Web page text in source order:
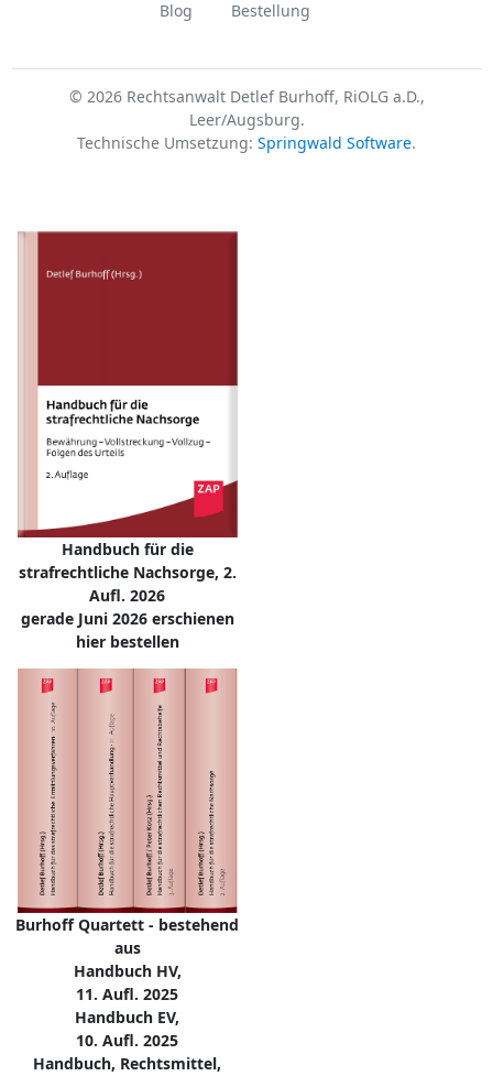
Blog Bestellung
© 2026 Rechtsanwalt Detlef Burhoff, RiOLG a.D.,
Leer/Augsburg.
Technische Umsetzung: Springwald Software.
Handbuch für die
strafrechtliche Nachsorge, 2.
Aufl. 2026
gerade Juni 2026 erschienen
hier bestellen
Burhoff Quartett - bestehend
aus
Handbuch HV,
11. Aufl. 2025
Handbuch EV,
10. Aufl. 2025
Handbuch, Rechtsmittel,